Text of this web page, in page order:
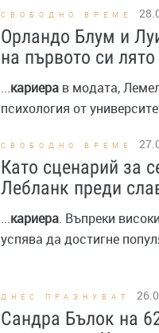
СВОБОДНО ВРЕМЕ
Орландо Блум и
на първото си
...кариера в модата,
психология от
СВОБОДНО ВРЕМЕ
Като сценарий за
Лебланк преди
...кариера. Въпреки
успява да достигне
ДНЕС ПРАЗНУВАТ
Сандра Бълок на